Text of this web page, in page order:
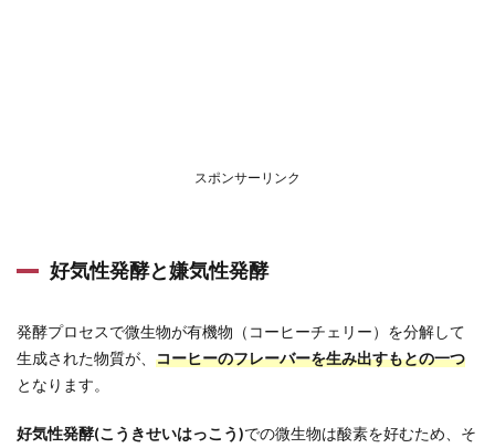
スポンサーリンク
好気性発酵と嫌気性発酵
発酵プロセスで微生物が有機物（コーヒーチェリー）を分解して
生成された物質が、 コーヒーのフレーバーを生み出すもとの一つ
となります。
好気性発酵(こうきせいはっこう)での微生物は酸素を好むため、そ